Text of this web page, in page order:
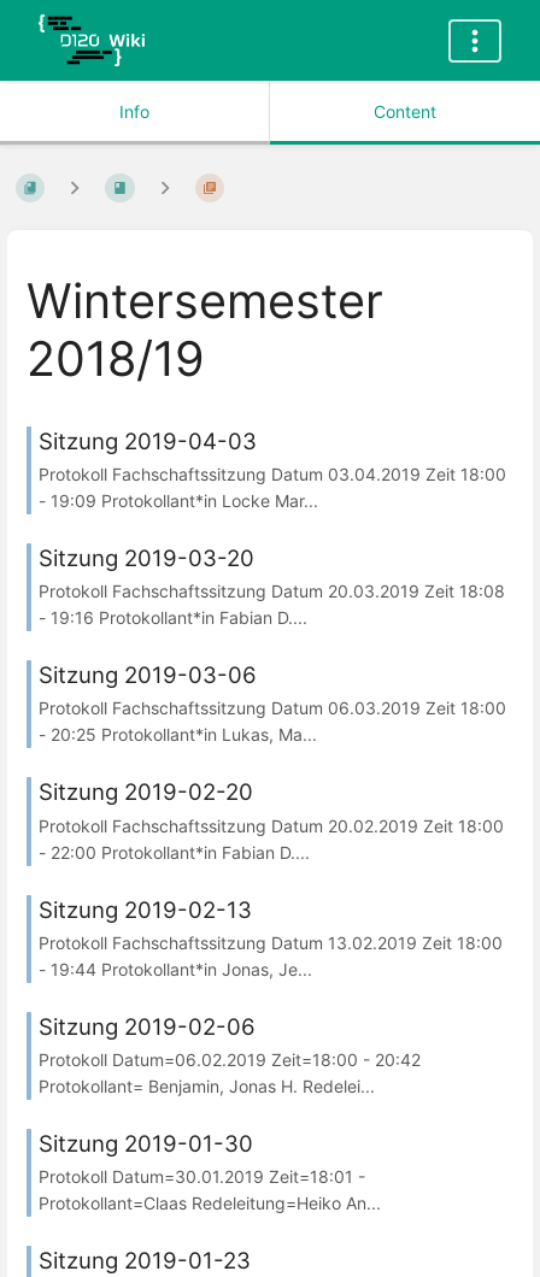
Info Content
Wintersemester
2018/19
Sitzung 2019-04-03
Protokoll Fachschaftssitzung Datum 03.04.2019 Zeit 18:00
- 19:09 Protokollant*in Locke Mar...
Sitzung 2019-03-20
Protokoll Fachschaftssitzung Datum 20.03.2019 Zeit 18:08
- 19:16 Protokollant*in Fabian D....
Sitzung 2019-03-06
Protokoll Fachschaftssitzung Datum 06.03.2019 Zeit 18:00
- 20:25 Protokollant*in Lukas, Ma...
Sitzung 2019-02-20
Protokoll Fachschaftssitzung Datum 20.02.2019 Zeit 18:00
- 22:00 Protokollant*in Fabian D....
Sitzung 2019-02-13
Protokoll Fachschaftssitzung Datum 13.02.2019 Zeit 18:00
- 19:44 Protokollant*in Jonas, Je...
Sitzung 2019-02-06
Protokoll Datum=06.02.2019 Zeit=18:00 - 20:42
Protokollant= Benjamin, Jonas H. Redelei...
Sitzung 2019-01-30
Protokoll Datum=30.01.2019 Zeit=18:01 -
Protokollant=Claas Redeleitung=Heiko An...
Sitzung 2019-01-23